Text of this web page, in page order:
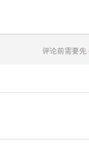
评论前需要先